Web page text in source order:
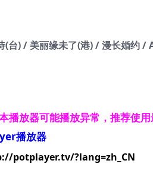
(台) / 美丽缘未了(港) / 漫长婚约
播放器可能播放异常，推荐使
播放器
potplayer.tv/?lang=zh_CN